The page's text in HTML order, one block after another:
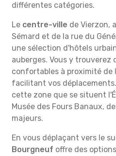
différentes catégories.
Le centre-ville de Vierzon,
Sémard et de la rue du
une sélection d'hôtels
auberges. Vous y trouverez
confortables à proximité de
facilitant vos
cette zone que se situent
Musée des Fours Banaux,
majeurs.
En vous déplaçant vers le
Bourgneuf offre des